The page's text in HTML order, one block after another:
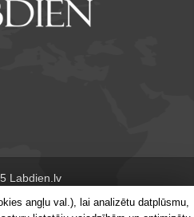
Labdien.lv
angļu val.), lai analizētu datplūsmu,